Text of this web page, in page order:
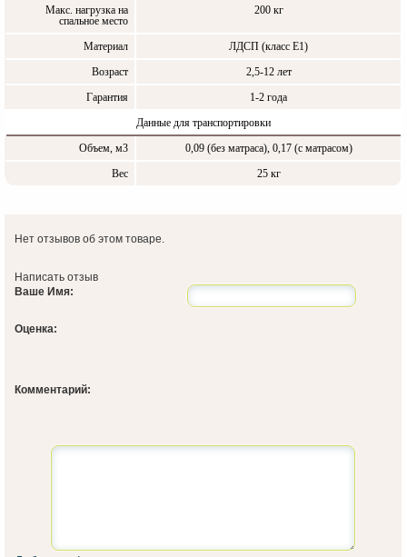
Макс. нагрузка на
спальное место
200 кг
Материал
ЛДСП (класс Е1)
Возраст
2,5-12 лет
Гарантия
1-2 года
Данные для транспортировки
Объем, м3
0,09 (без матраса), 0,17 (с матрасом)
Вес
25 кг
Нет отзывов об этом товаре.
Написать отзыв
Ваше Имя:
Оценка:
Комментарий: